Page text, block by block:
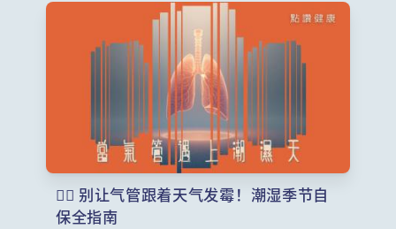
️ 别让气管跟着天气发霉！潮湿季节自
保全指南